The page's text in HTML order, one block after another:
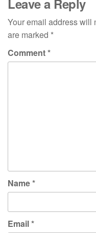
Leave a Reply
Your email address will
are marked *
Comment*
Name*
Email*